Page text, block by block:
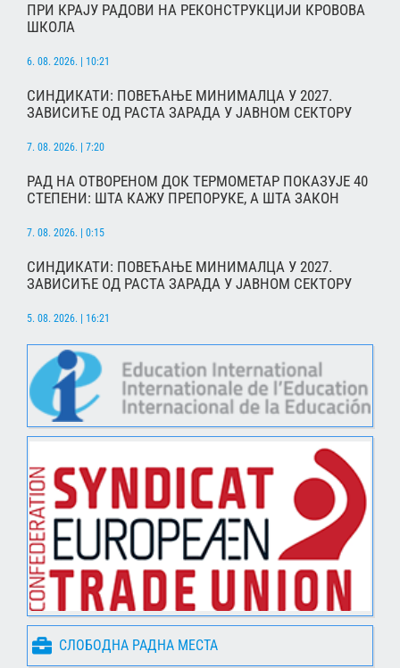
ПРИ КРАЈУ РАДОВИ НА РЕКОНСТРУКЦИЈИ КРОВОВА
ШКОЛА
6. 08. 2026. | 10:21
СИНДИКАТИ: ПОВЕЋАЊЕ МИНИМАЛЦА У 2027.
ЗАВИСИЋЕ ОД РАСТА ЗАРАДА У ЈАВНОМ СЕКТОРУ
7. 08. 2026. | 7:20
РАД НА ОТВОРЕНОМ ДОК ТЕРМОМЕТАР ПОКАЗУЈЕ 40
СТЕПЕНИ: ШТА КАЖУ ПРЕПОРУКЕ, А ШТА ЗАКОН
7. 08. 2026. | 0:15
СИНДИКАТИ: ПОВЕЋАЊЕ МИНИМАЛЦА У 2027.
ЗАВИСИЋЕ ОД РАСТА ЗАРАДА У ЈАВНОМ СЕКТОРУ
5. 08. 2026. | 16:21
СЛОБОДНА РАДНА МЕСТА